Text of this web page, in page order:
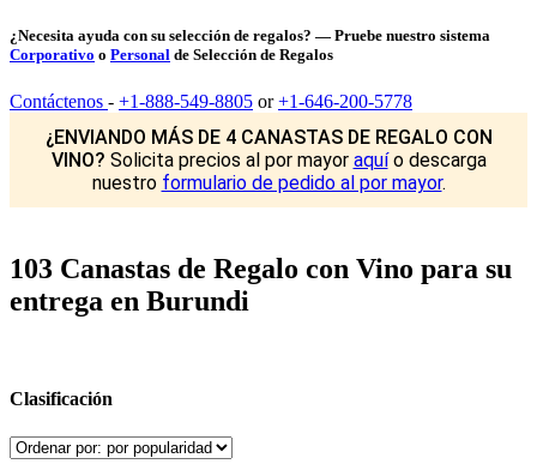
¿Necesita ayuda con su selección de regalos? — Pruebe nuestro sistema
Corporativo o Personal de Selección de Regalos
Contáctenos - +1-888-549-8805 or+1-646-200-5778
¿ENVIANDO MÁS DE 4 CANASTAS DE REGALO CON
VINO? Solicita precios al por mayor aquío descarga
nuestro formulario de pedido al por mayor.
103 Canastas de Regalo con Vino para su
entrega en Burundi
Clasificación